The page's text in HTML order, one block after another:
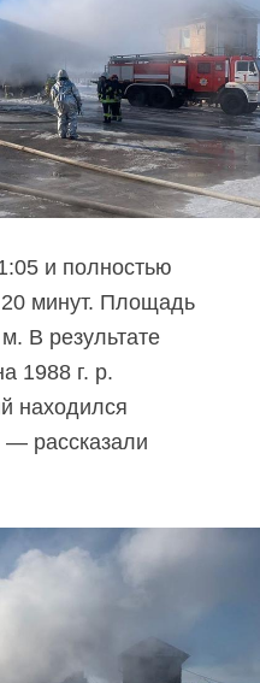
и полностью
минут. Площадь
В результате
1988 г. р.
находился
— рассказали